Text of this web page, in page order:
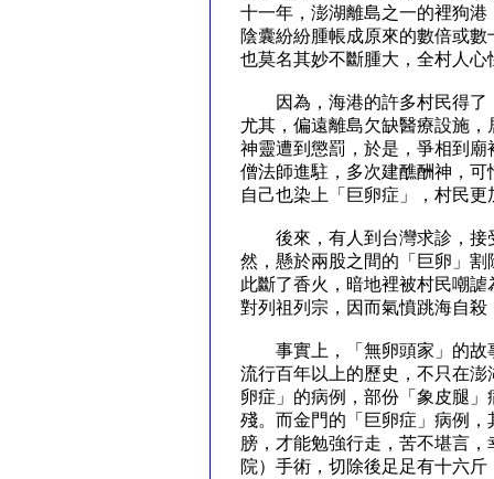
十一年，澎湖離島之一的裡狗
陰囊紛紛腫帳成原來的數倍或
也莫名其妙不斷腫大，全村人心
因為，海港的許多村民得了
尤其，偏遠離島欠缺醫療設施
神靈遭到懲罰，於是，爭相到
僧法師進駐，多次建醮酬神，
自己也染上「巨卵症」，村民
後來，有人到台灣求診，接
然，懸於兩股之間的「巨卵」
此斷了香火，暗地裡被村民嘲
對列祖列宗，因而氣憤跳海自殺
事實上，「無卵頭家」的故
流行百年以上的歷史，不只在
卵症」的病例，部份「象皮腿
殘。而金門的「巨卵症」病例
膀，才能勉強行走，苦不堪言
院）手術，切除後足足有十六